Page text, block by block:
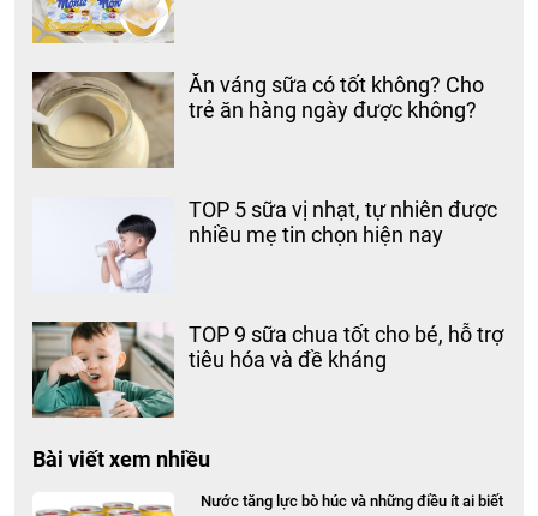
Ăn váng sữa có tốt không? Cho
trẻ ăn hàng ngày được không?
TOP 5 sữa vị nhạt, tự nhiên được
nhiều mẹ tin chọn hiện nay
TOP 9 sữa chua tốt cho bé, hỗ trợ
tiêu hóa và đề kháng
Bài viết xem nhiều
Nước tăng lực bò húc và những điều ít ai biết